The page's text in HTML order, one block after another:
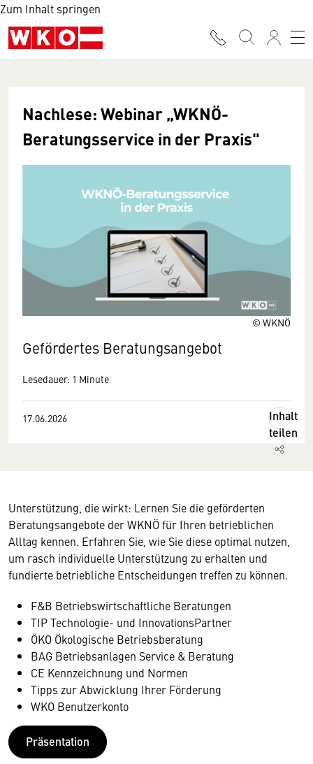
Zum Inhalt springen
© WKNÖ
Nachlese: Webinar „WKNÖ-
Beratungsservice in der Praxis"
Gefördertes Beratungsangebot
Lesedauer: 1 Minute
17.06.2026
Inhalt
teilen
Unterstützung, die wirkt: Lernen Sie die geförderten
Beratungsangebote der WKNÖ für Ihren betrieblichen
Alltag kennen. Erfahren Sie, wie Sie diese optimal nutzen,
um rasch individuelle Unterstützung zu erhalten und
fundierte betriebliche Entscheidungen treffen zu können.
F&B Betriebswirtschaftliche Beratungen
TIP Technologie- und InnovationsPartner
ÖKO Ökologische Betriebsberatung
BAG Betriebsanlagen Service & Beratung
CE Kennzeichnung und Normen
Tipps zur Abwicklung Ihrer Förderung
WKO Benutzerkonto
Präsentation
Wir benötigen Ihre Zustimmung
Hier würden wir Ihnen gerne einen externen
Inhalt anzeigen. Dafür benötigen wir allerdings
Ihre Zustimmung, da Ihr Browser
und Nutzerverhalten mitunter mit US-
amerikanischen Anbietern austauscht.